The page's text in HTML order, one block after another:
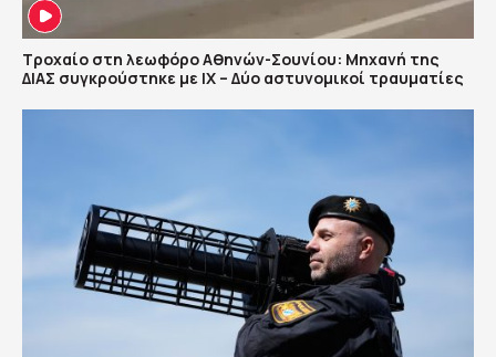
Τροχαίο στη λεωφόρο Αθηνών-Σουνίου: Μηχανή της
ΔΙΑΣ συγκρούστηκε με ΙΧ – Δύο αστυνομικοί τραυματίες